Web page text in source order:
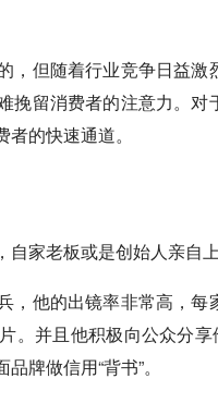
但随着行业竞争日益激
挽留消费者的注意力。
的快速通道。
家老板或是创始人亲自上
，他的出镜率非常高，
。并且他积极向公众分
牌做信用“背书”。